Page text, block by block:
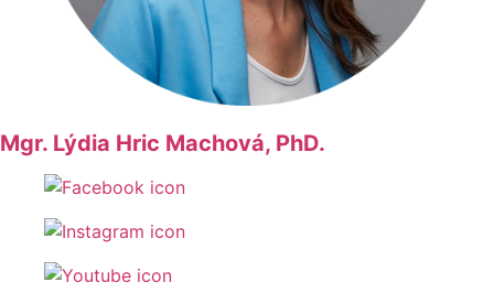
Mgr. Lýdia Hric Machová, PhD.